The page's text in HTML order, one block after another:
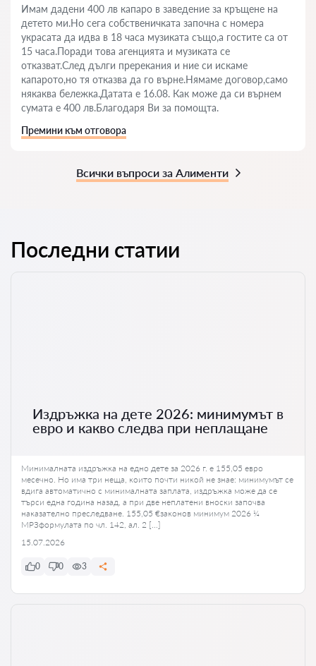
Имам дадени 400 лв капаро в заведение за кръщене на
детето ми.Но сега собственичката започна с номера
украсата да идва в 18 часа музиката също,а гостите са от
15 часа.Поради това агенцията и музиката се
отказват.След дълги пререкания и ние си искаме
капарото,но тя отказва да го върне.Нямаме договор,само
някаква бележка.Датата е 16.08. Как може да си върнем
сумата е 400 лв.Благодаря Ви за помощта.
Премини към отговора
Всички въпроси за Алименти
Последни статии
Издръжка на дете 2026: минимумът в
евро и какво следва при неплащане
Минималната издръжка на едно дете за 2026 г. е 155,05 евро
месечно. Но има три неща, които почти никой не знае: минимумът се
вдига автоматично с минималната заплата, издръжка може да се
търси една година назад, а при две неплатени вноски започва
наказателно преследване. 155,05 €законов минимум 2026 ¼
МРЗформулата по чл. 142, ал. 2 […]
15.07.2026
0 0 3